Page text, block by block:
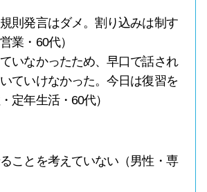
則発言はダメ。割り込みは制す
業・60代）
いなかったため、早口で話され
ていけなかった。今日は復習を
定年生活・60代）
ことを考えていない（男性・専